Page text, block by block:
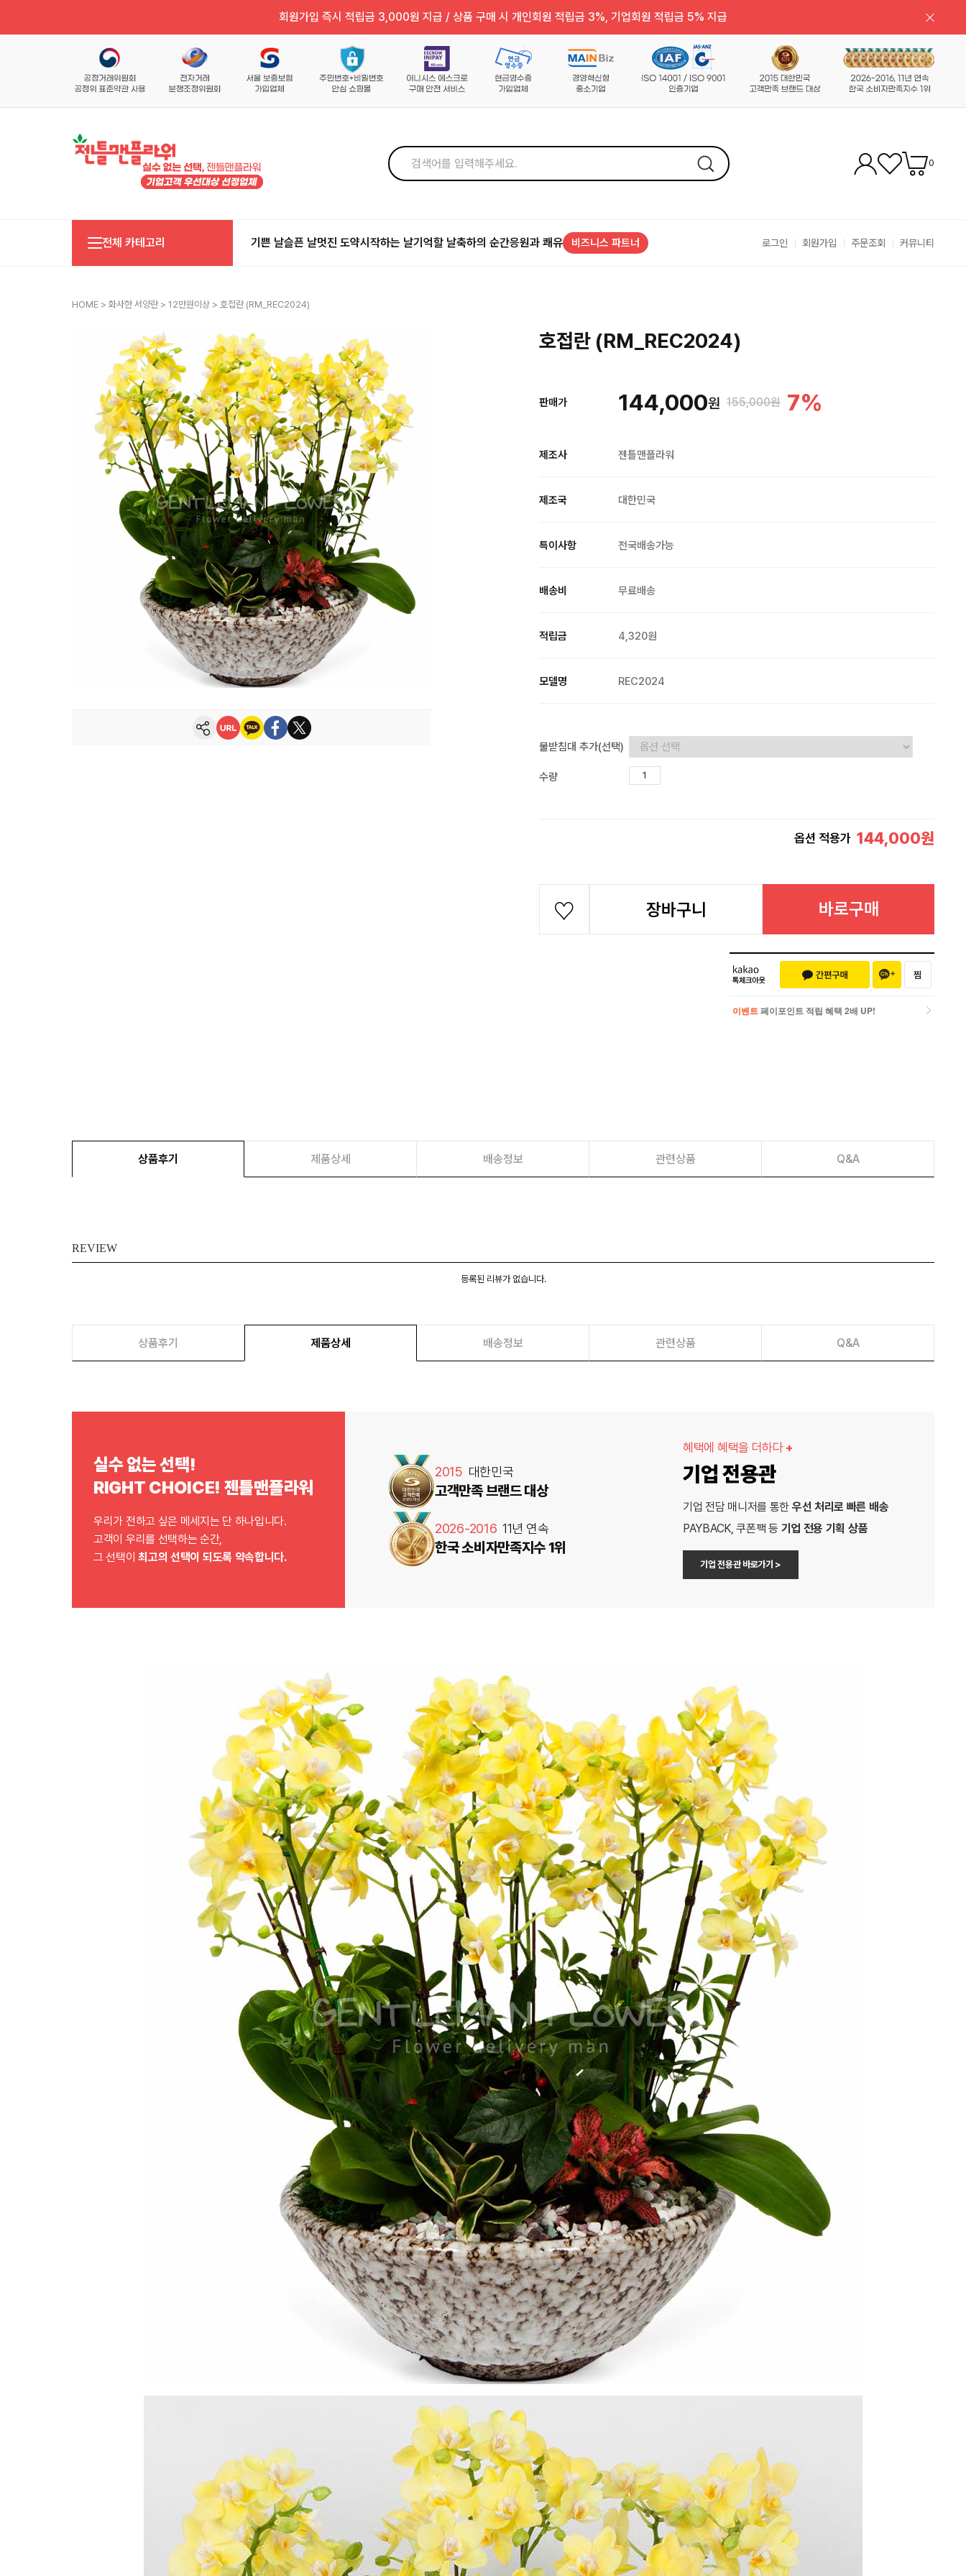
회원가입 즉시 적립금 3,000원 지급 / 상품 구매 시 개인회원 적립금 3%, 기업회원 적립금 5% 지급
0
전체 카테고리 기쁜 날슬픈 날멋진 도약시작하는 날기억할 날축하의 순간응원과 쾌유 비즈니스 파트너 로그인 회원가입 주문조회 커뮤니티
HOME > 화사한 서양란> 12만원이상 > 호접란 (RM_REC2024)
호접란 (RM_REC2024)
판매가 144,000원 155,000원 7%
제조사 젠틀맨플라워
제조국 대한민국
특이사항 전국배송가능
배송비 무료배송
적립금 4,320원
모델명 REC2024
물받침대 추가(선택)
수량
옵션 적용가 144,000원
장바구니 바로구매
이벤트 페이포인트 적립 혜택 2배 UP!
상품후기 제품상세 배송정보 관련상품 Q&A
REVIEW
등록된 리뷰가 없습니다.
상품후기 제품상세 배송정보 관련상품 Q&A
실수 없는 선택!
RIGHT CHOICE! 젠틀맨플라워
우리가 전하고 싶은 메세지는 단 하나입니다.
고객이 우리를 선택하는 순간,
그 선택이최고의 선택이 되도록 약속합니다.
2015 대한민국
고객만족 브랜드 대상
2026-2016 11년 연속
한국 소비자만족지수 1위
혜택에 혜택을 더하다 +
기업 전용관
기업 전담 매니저를 통한 우선 처리로 빠른 배송
PAYBACK, 쿠폰팩 등 기업 전용 기획 상품
기업 전용관 바로가기 >